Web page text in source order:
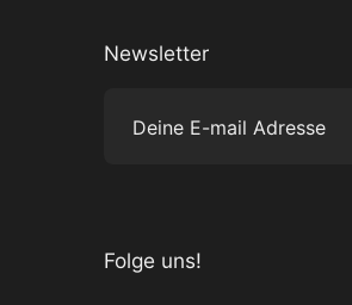
Newsletter
Deine E-mail Adresse
Folge uns!